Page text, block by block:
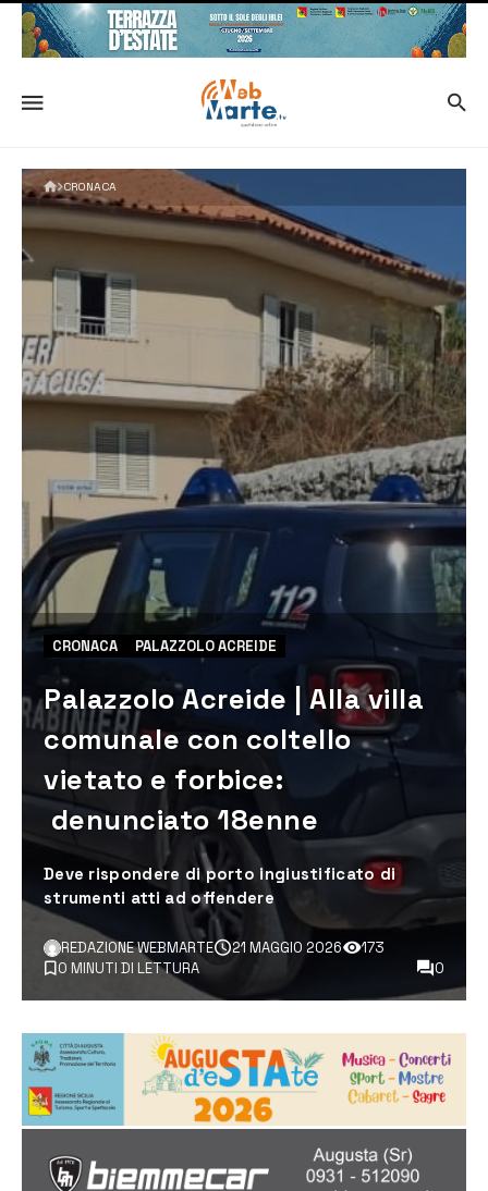
CRONACA
CRONACA PALAZZOLO ACREIDE
Palazzolo Acreide | Alla villa
comunale con coltello
vietato e forbice:
denunciato 18enne
Deve rispondere di porto ingiustificato di
strumenti atti ad offendere
REDAZIONE WEBMARTE 21 MAGGIO 2026
173
0 MINUTI DI LETTURA
0